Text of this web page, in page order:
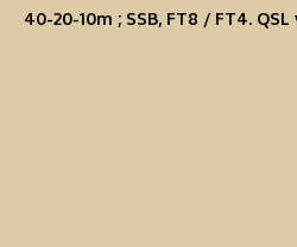
40-20-10m ; SSB, FT8 / FT4. QSL